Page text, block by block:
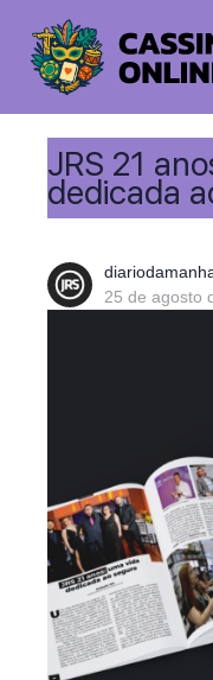
JRS 21
dedicada
25 de agosto
JRS 21 anos:
” data-medium-
content/uploads/
data-large-
content/